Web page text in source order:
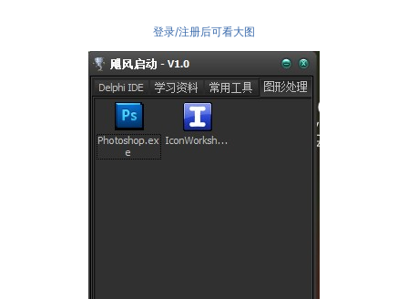
登录/注册后可看大图